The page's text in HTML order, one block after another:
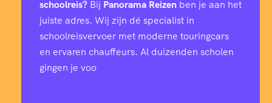
schoolreis? Bij Panorama Reizen ben je aan het
juiste adres. Wij zijn dé specialist in
schoolreisvervoer met moderne touringcars
en ervaren chauffeurs. Al duizenden scholen
gingen je voo